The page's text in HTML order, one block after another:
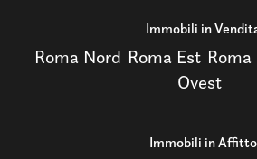
Immobili in
Roma Nord Roma Est Roma
Ovest
Immobili in Affitto